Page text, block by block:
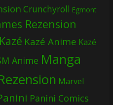
Crunchyroll Egmont
Rezension
Kazé Kazé Anime Kazé
Anime Manga
Marvel
Panini Comics